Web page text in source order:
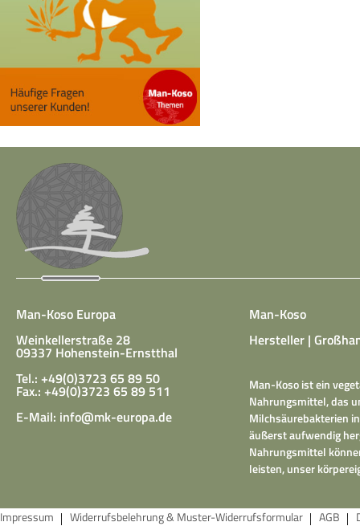
Man-Koso Europa
Weinkellerstraße 28
09337 Hohenstein-Ernstthal
Tel.: +49(0)3723 65 89 50
Fax.: +49(0)3723 65 89 511
E-Mail: info@mk-europa.de
Man-Koso
Hersteller |
Man-Koso ist ein
Nahrungsmittel, das
Milchsäurebakterien
äußerst aufwendig
Nahrungsmittel
leisten, unser
Impressum Widerrufsbelehrung & Muster-Widerrufsformular AGB